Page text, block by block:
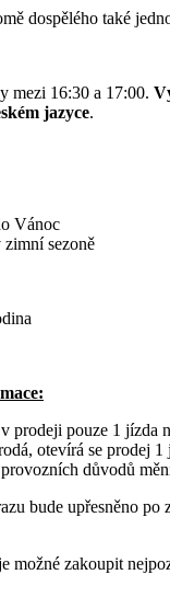
dospělého také
mezi 16:30 a 17:00.
jazyce.
Vánoc
sezoně
prodeji pouze 1 jízda
otevírá se prodej 1
důvodů
bude upřesněno po
možné zakoupit